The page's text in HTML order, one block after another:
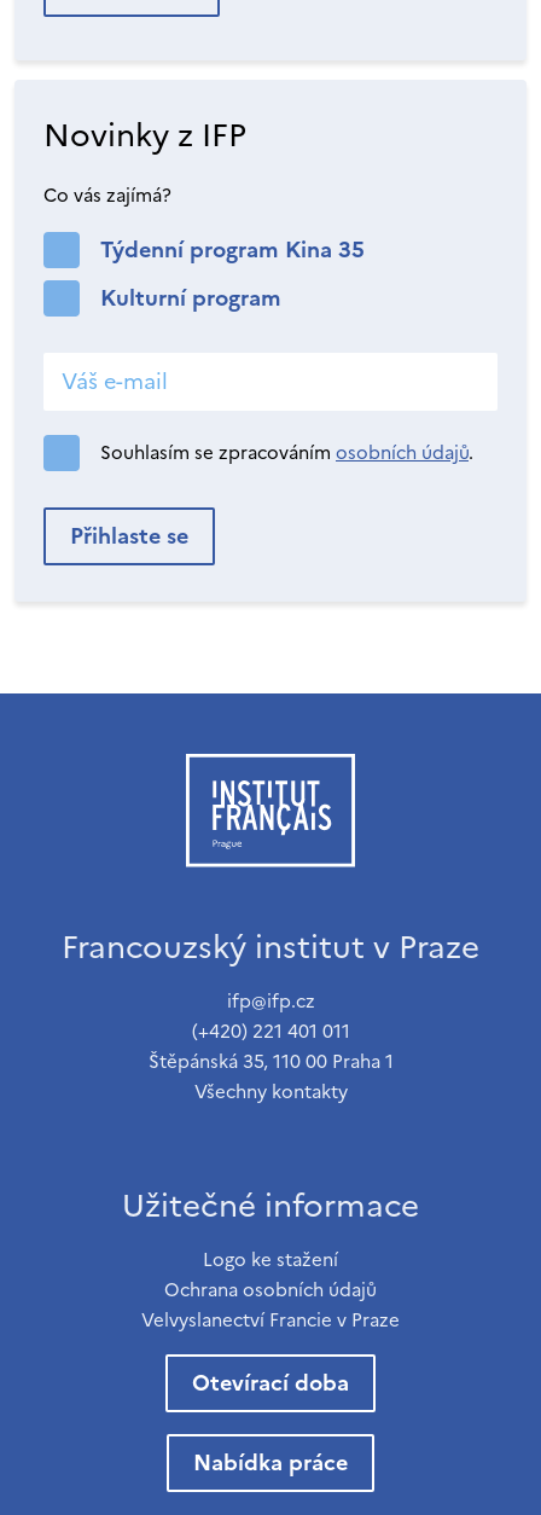
Novinky z IFP
Co vás zajímá?
Týdenní program Kina 35
Kulturní program
Souhlasím se zpracováním osobních údajů.
Francouzský institut v Praze
ifp@ifp.cz
(+420) 221 401 011
Štěpánská 35, 110 00 Praha 1
Všechny kontakty
Užitečné informace
Logo ke stažení
Ochrana osobních údajů
Velvyslanectví Francie v Praze
Otevírací doba
Nabídka práce